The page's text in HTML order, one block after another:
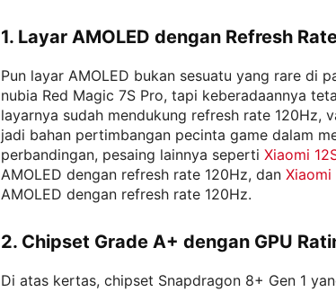
1. Layar AMOLED dengan Refresh
Pun layar AMOLED bukan sesuatu yang rare di
nubia Red Magic 7S Pro, tapi keberadaannya
layarnya sudah mendukung refresh rate 120Hz,
jadi bahan pertimbangan pecinta game dalam
perbandingan, pesaing lainnya seperti Xiaomi
AMOLED dengan refresh rate 120Hz, dan Xiaomi
AMOLED dengan refresh rate 120Hz.
2. Chipset Grade A+ dengan GPU
Di atas kertas, chipset Snapdragon 8+ Gen 1